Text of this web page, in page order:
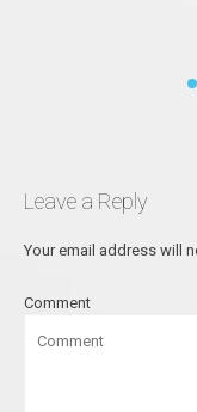
Leave a Reply
Your email address will
Comment